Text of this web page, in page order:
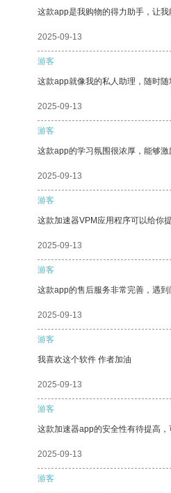
这款app是我购物的得力助手，让我
2025-09-13
游客
这款app就像我的私人助理，随时
2025-09-13
游客
这款app的学习氛围很浓厚，能够激
2025-09-13
游客
这款加速器VPM应用程序可以给你
2025-09-13
游客
这款app的售后服务非常完善，遇到
2025-09-13
游客
我喜欢这个软件 作者加油
2025-09-13
游客
这款加速器app的安全性有待提高，
2025-09-13
游客